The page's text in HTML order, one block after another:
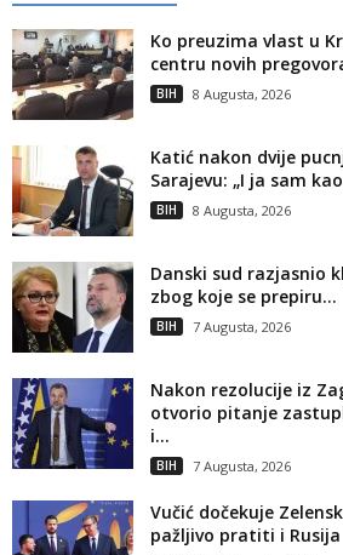
Ko preuzima vlast u
centru novih
BIH 8 Augusta, 2026
Katić nakon dvije
Sarajevu: „I ja sam
BIH 8 Augusta, 2026
Danski sud razjasnio
zbog koje se prepiru...
BIH 7 Augusta, 2026
Nakon rezolucije iz
otvorio pitanje
i...
BIH 7 Augusta, 2026
Vučić dočekuje
pažljivo pratiti i Rusija